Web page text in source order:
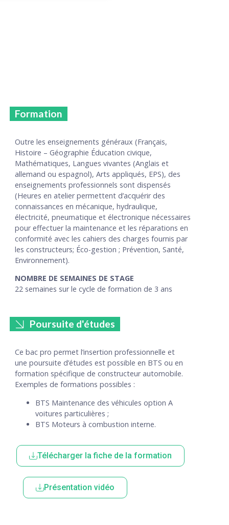
Formation
Outre les enseignements généraux (Français,
Histoire – Géographie Éducation civique,
Mathématiques, Langues vivantes (Anglais et
allemand ou espagnol), Arts appliqués, EPS), des
enseignements professionnels sont dispensés
(Heures en atelier permettent d’acquérir des
connaissances en mécanique, hydraulique,
électricité, pneumatique et électronique nécessaires
pour effectuer la maintenance et les réparations en
conformité avec les cahiers des charges fournis par
les constructeurs; Éco-gestion ; Prévention, Santé,
Environnement).
NOMBRE DE SEMAINES DE STAGE
22 semaines sur le cycle de formation de 3 ans
Poursuite d'études
Ce bac pro permet l’insertion professionnelle et
une poursuite d’études est possible en BTS ou en
formation spécifique de constructeur automobile.
Exemples de formations possibles :
BTS Maintenance des véhicules option A
voitures particulières ;
BTS Moteurs à combustion interne.
Télécharger la fiche de la formation
Présentation vidéo